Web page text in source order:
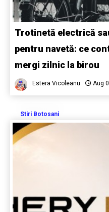
Trotinetă electrică
pentru navetă: ce
mergi zilnic la birou
Estera Vicoleanu Aug
Stiri Botosani